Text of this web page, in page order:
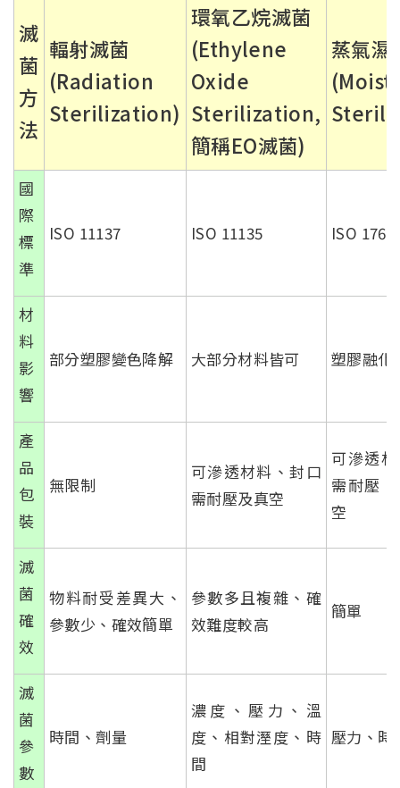
滅
菌
方
法
輻射滅菌
(Radiation
Sterilization)
環氧乙烷滅菌
(Ethylene
Oxide
Sterilization,
簡稱EO滅菌)
蒸氣濕
(Moist
國
際
標
準
ISO 11137 ISO 11135 ISO
材
料
影
響
部分塑膠變色降解 大部分材料皆可 塑膠融化
產
品
包
裝
無限制
可滲透材料、封口
需耐壓及真空
可滲透
需耐壓
空
滅
菌
確
效
物料耐受差異大、
參數少、確效簡單
參數多且複雜、確
效難度較高
簡單
滅
菌
參
數
時間、劑量
濃度、壓力、溫
度、相對溼度、時
間
壓力、時